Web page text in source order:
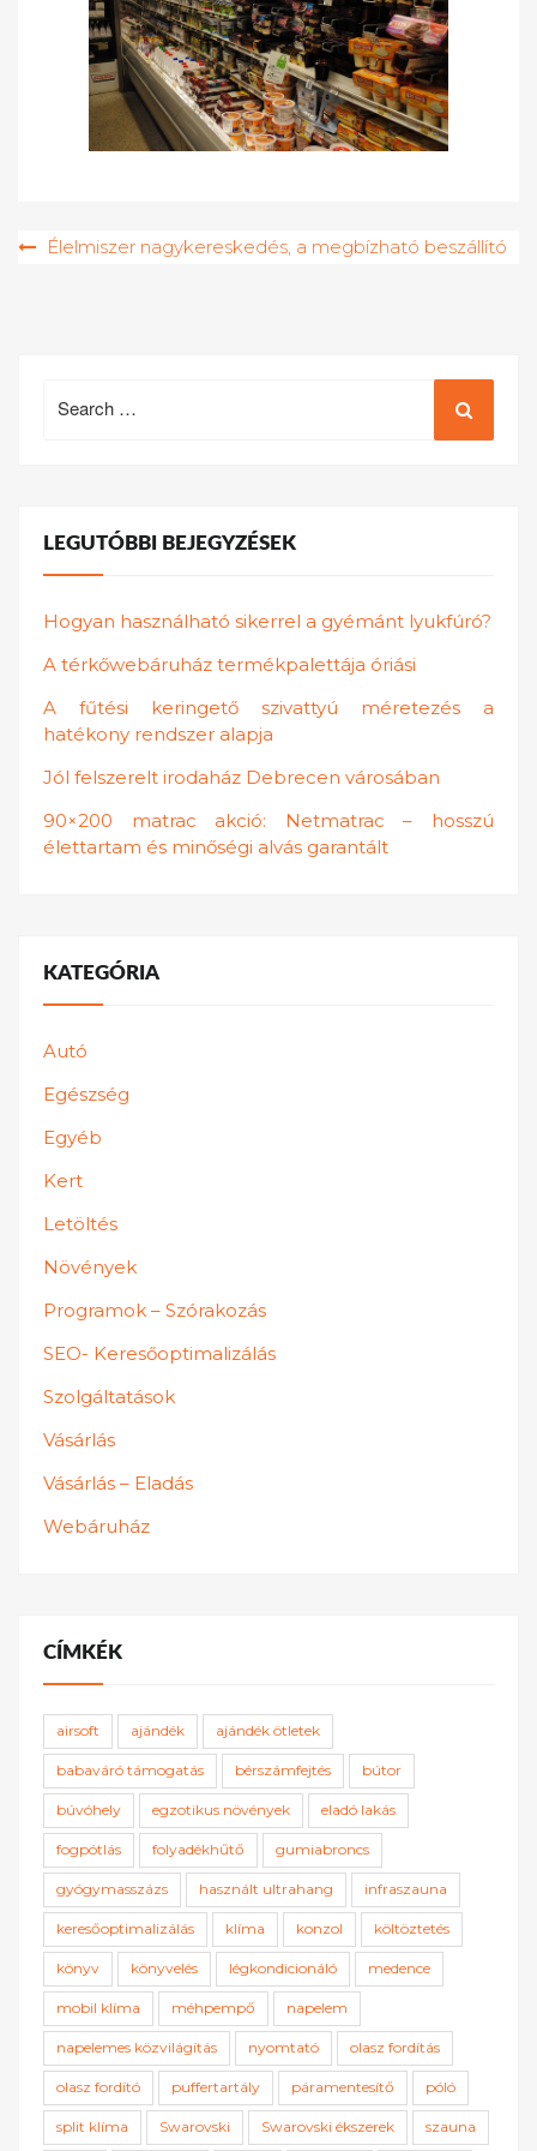
Bejegyzés
Élelmiszer nagykereskedés, a megbízható beszállító
for:
LEGUTÓBBI BEJEGYZÉSEK
Hogyan használható sikerrel a gyémánt lyukfúró?
A térkőwebáruház termékpalettája óriási
A fűtési keringető szivattyú méretezés a
hatékony rendszer alapja
Jól felszerelt irodaház Debrecen városában
90×200 matrac akció: Netmatrac – hosszú
élettartam és minőségi alvás garantált
KATEGÓRIA
Autó
Egészség
Egyéb
Kert
Letöltés
Növények
Programok – Szórakozás
SEO- Keresőoptimalizálás
Szolgáltatások
Vásárlás
Vásárlás – Eladás
Webáruház
CÍMKÉK
airsoft ajándék ajándék ötletek
babaváró támogatás bérszámfejtés bútor
búvóhely egzotikus növények eladó lakás
fogpótlás folyadékhűtő gumiabroncs
gyógymasszázs használt ultrahang infraszauna
keresőoptimalizálás klíma konzol költöztetés
könyv könyvelés légkondicionáló medence
mobil klíma méhpempő napelem
napelemes közvilágítás nyomtató olasz fordítás
olasz fordító puffertartály páramentesítő póló
split klíma Swarovski Swarovski ékszerek szauna